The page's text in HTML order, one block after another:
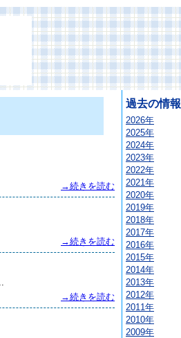
→続きを読む
→続きを読む
→続きを読む
過去の情報
2026年
2025年
2024年
2023年
2022年
2021年
2020年
2019年
2018年
2017年
2016年
2015年
2014年
2013年
2012年
2011年
2010年
2009年